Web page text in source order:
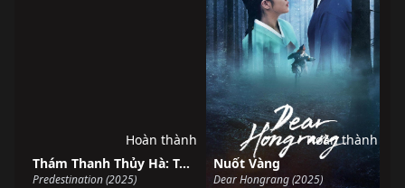
Thám Thanh Thủy Hà: Trùng Sinh
Predestination (2025)
Hoàn thành
Nuốt Vàng
Dear Hongrang (2025)
Hoàn thành